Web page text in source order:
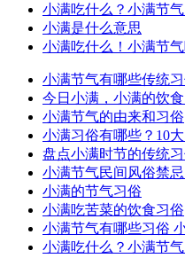
小满吃什么？小满节
小满是什么意思
小满吃什么！小满节
小满节气有哪些传统
今日小满，小满的饮
小满节气的由来和习俗
小满习俗有哪些？10
盘点小满时节的传统
小满节气民间风俗禁
小满的节气习俗
小满吃苦菜的饮食习俗
小满节气有哪些习俗
小满吃什么？小满节